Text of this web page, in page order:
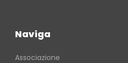
Naviga
Associazione